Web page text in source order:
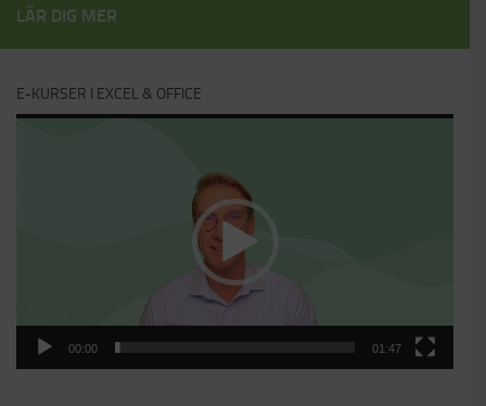
LÄR DIG MER
E-KURSER I EXCEL & OFFICE
00:00 01:47